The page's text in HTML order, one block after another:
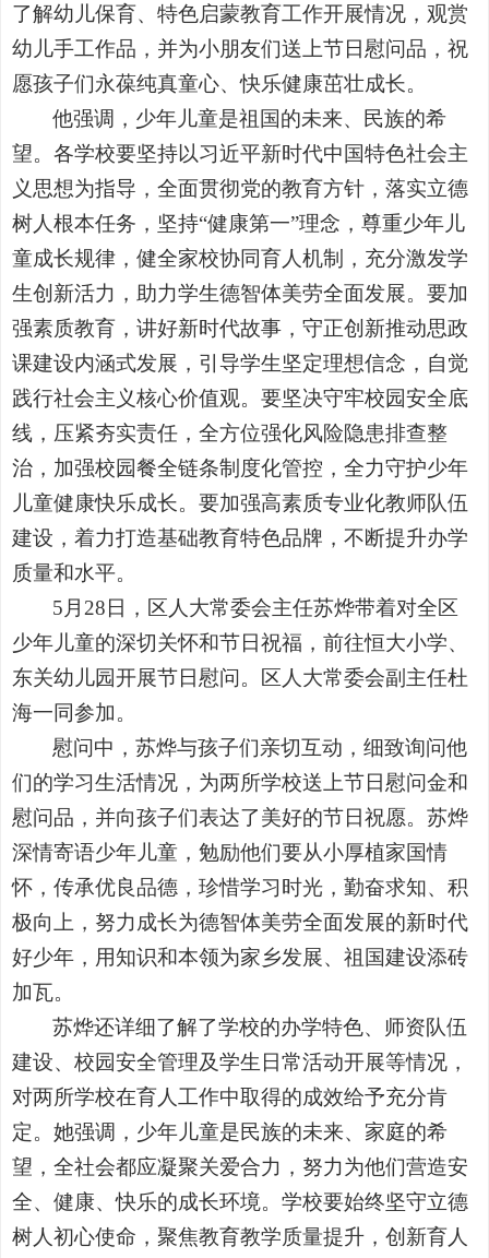
了解幼儿保育、特色启蒙教育工作开展情况，观赏
幼儿手工作品，并为小朋友们送上节日慰问品，祝
愿孩子们永葆纯真童心、快乐健康茁壮成长。
他强调，少年儿童是祖国的未来、民族的希
望。各学校要坚持以习近平新时代中国特色社会主
义思想为指导，全面贯彻党的教育方针，落实立德
树人根本任务，坚持“健康第一”理念，尊重少年儿
童成长规律，健全家校协同育人机制，充分激发学
生创新活力，助力学生德智体美劳全面发展。要加
强素质教育，讲好新时代故事，守正创新推动思政
课建设内涵式发展，引导学生坚定理想信念，自觉
践行社会主义核心价值观。要坚决守牢校园安全底
线，压紧夯实责任，全方位强化风险隐患排查整
治，加强校园餐全链条制度化管控，全力守护少年
儿童健康快乐成长。要加强高素质专业化教师队伍
建设，着力打造基础教育特色品牌，不断提升办学
质量和水平。
5月28日，区人大常委会主任苏烨带着对全区
少年儿童的深切关怀和节日祝福，前往恒大小学、
东关幼儿园开展节日慰问。区人大常委会副主任杜
海一同参加。
慰问中，苏烨与孩子们亲切互动，细致询问他
们的学习生活情况，为两所学校送上节日慰问金和
慰问品，并向孩子们表达了美好的节日祝愿。苏烨
深情寄语少年儿童，勉励他们要从小厚植家国情
怀，传承优良品德，珍惜学习时光，勤奋求知、积
极向上，努力成长为德智体美劳全面发展的新时代
好少年，用知识和本领为家乡发展、祖国建设添砖
加瓦。
苏烨还详细了解了学校的办学特色、师资队伍
建设、校园安全管理及学生日常活动开展等情况，
对两所学校在育人工作中取得的成效给予充分肯
定。她强调，少年儿童是民族的未来、家庭的希
望，全社会都应凝聚关爱合力，努力为他们营造安
全、健康、快乐的成长环境。学校要始终坚守立德
树人初心使命，聚焦教育教学质量提升，创新育人